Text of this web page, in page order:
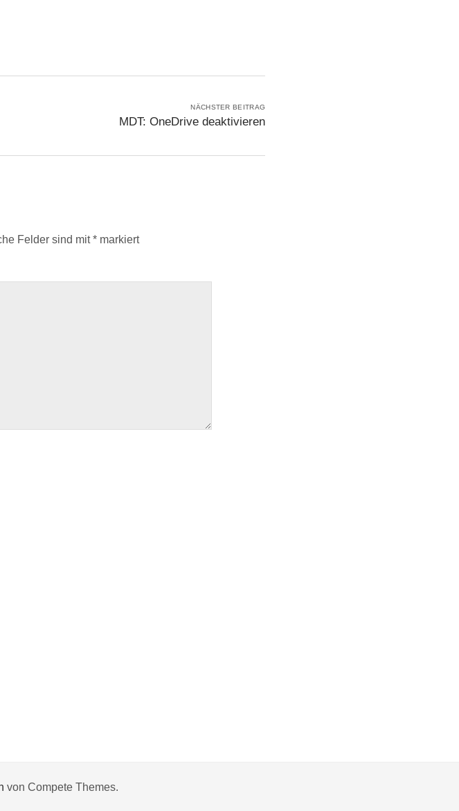
NÄCHSTER BEITRAG
MDT: OneDrive deaktivieren
Felder sind mit*markiert
von Compete Themes.